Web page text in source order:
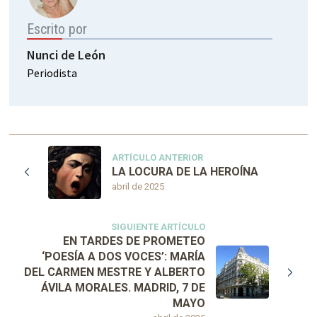
Escrito por
Nunci de León
Periodista
ARTÍCULO ANTERIOR
abril de 2025
LA LOCURA DE LA HEROÍNA
SIGUIENTE ARTÍCULO
EN TARDES DE PROMETEO
‘POESÍA A DOS VOCES’: MARÍA
DEL CARMEN MESTRE Y ALBERTO
ÁVILA MORALES. MADRID, 7 DE
MAYO